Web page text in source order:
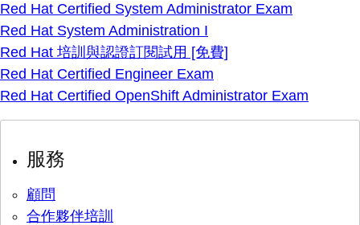
Red Hat Certified System Administrator Exam
Red Hat System Administration I
Red Hat 培訓與認證訂閱試用 [免費]
Red Hat Certified Engineer Exam
Red Hat Certified OpenShift Administrator Exam
服務
顧問
合作夥伴培訓